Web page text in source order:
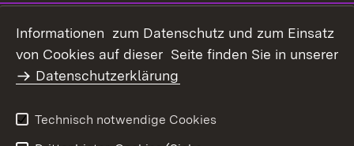
Barrierefreiheit
Benutzungshinweise
Impressum
Informationen zum Datenschutz und zum Einsatz
von Cookies auf dieser Seite finden Sie in unserer
Datenschutzerklärung
Technisch notwendige Cookies